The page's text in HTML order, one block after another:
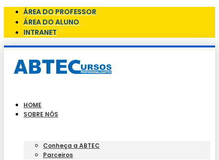
ÁREA DO PROFESSOR
ÁREA DO ALUNO
INTRANET
HOME
SOBRE NÓS
Conheça a ABTEC
Parceiros